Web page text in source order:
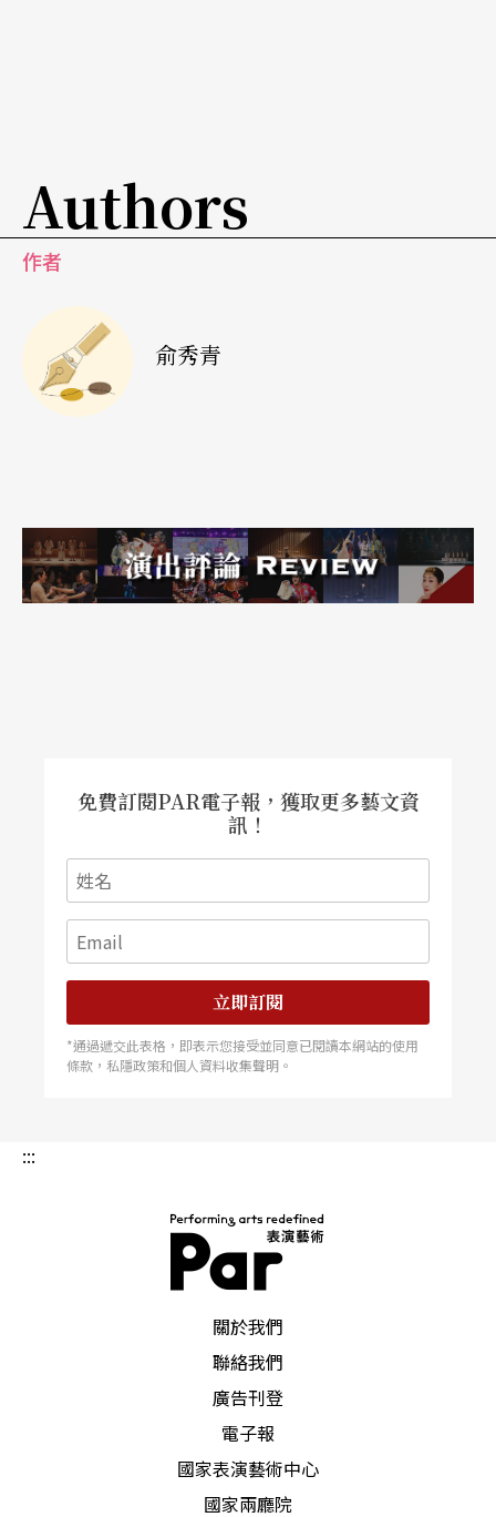
人芭蕾舞；因節目豐富緊湊、舞碼多樣性加上技巧
高超，整晚不乏令人眼睛一亮的舞蹈新秀，所以演
匯演結束後，主辦單位請所有表演者上台並舉行隆
重頒獎典禮，此時此刻可能是舞者們一生最難忘的
歲的娃兒展開嚴格的芭蕾訓練，無怪乎十來歲的學
童都已有明日之星的丰采，大會非常鄭重地宣佈這
註：柏林藝術節劇院是歐洲知名劇院，如「戲劇盛
會」（Theatertreffen）或碧娜．鮑許、威廉．佛塞
等大師等皆在此劇院演出。
相關網站
柏林「國際舞蹈奧林匹克」www.tanzolymp.com
Authors
作者
俞秀青
免費訂閱PAR電子報，獲取更多藝文資
訊！
立即訂閱
*通過遞交此表格，即表示您接受並同意已閱讀本網站的使用
條款，私隱政策和個人資料收集聲明。
:::
關於我們
聯絡我們
廣告刊登
電子報
國家表演藝術中心
國家兩廳院